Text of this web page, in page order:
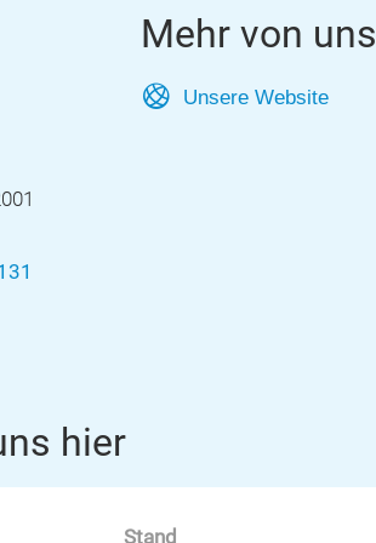
Mehr von uns
Unsere Website
hier
Stand